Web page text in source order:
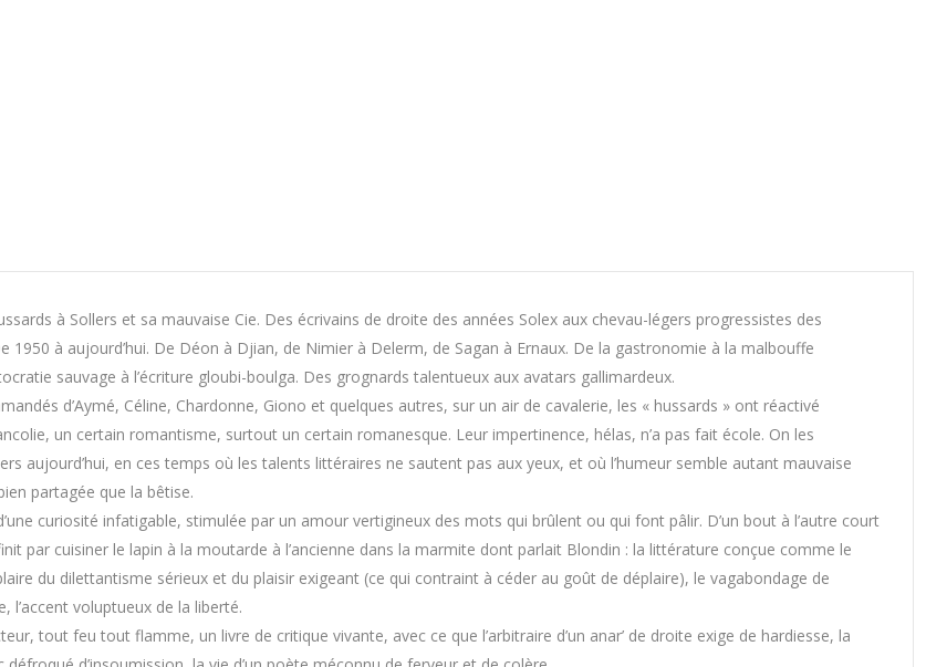
à Sollers et sa mauvaise Cie. Des écrivains de droite des années Solex aux chevau-légers progressistes des
1950 à aujourd’hui. De Déon à Djian, de Nimier à Delerm, de Sagan à Ernaux. De la gastronomie à la malbouffe
sauvage à l’écriture gloubi-boulga. Des grognards talentueux aux avatars gallimardeux.
d’Aymé, Céline, Chardonne, Giono et quelques autres, sur un air de cavalerie, les « hussards » ont réactivé
un certain romantisme, surtout un certain romanesque. Leur impertinence, hélas, n’a pas fait école. On les
aujourd’hui, en ces temps où les talents littéraires ne sautent pas aux yeux, et où l’humeur semble autant mauvaise
partagée que la bêtise.
curiosité infatigable, stimulée par un amour vertigineux des mots qui brûlent ou qui font pâlir. D’un bout à l’autre court
par cuisiner le lapin à la moutarde à l’ancienne dans la marmite dont parlait Blondin : la littérature conçue comme le
du dilettantisme sérieux et du plaisir exigeant (ce qui contraint à céder au goût de déplaire), le vagabondage de
l’accent voluptueux de la liberté.
tout feu tout flamme, un livre de critique vivante, avec ce que l’arbitraire d’un anar’ de droite exige de hardiesse, la